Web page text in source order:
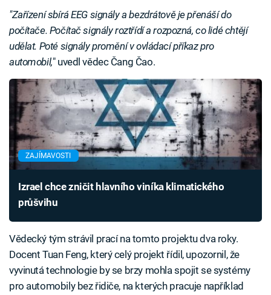
"Zařízení sbírá EEG signály a bezdrátově je přenáší do
počítače. Počítač signály roztřídí a rozpozná, co lidé chtějí
udělat. Poté signály promění v ovládací příkaz pro
automobil," uvedl vědec Čang Čao.
ZAJÍMAVOSTI
Izrael chce zničit hlavního viníka klimatického
průšvihu
Vědecký tým strávil prací na tomto projektu dva roky.
Docent Tuan Feng, který celý projekt řídil, upozornil, že
vyvinutá technologie by se brzy mohla spojit se systémy
pro automobily bez řidiče, na kterých pracuje například